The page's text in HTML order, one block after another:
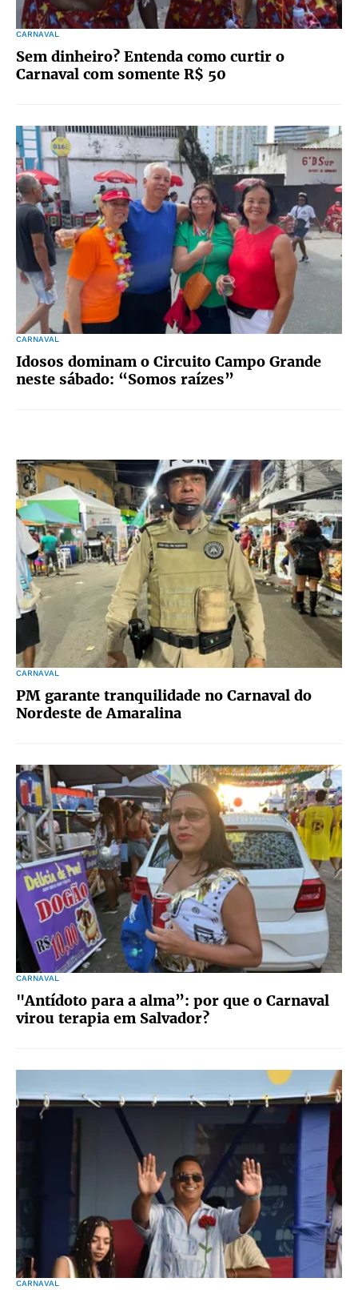
CARNAVAL
Sem dinheiro? Entenda como curtir o
Carnaval com somente R$ 50
CARNAVAL
Idosos dominam o Circuito Campo Grande
neste sábado: “Somos raízes”
CARNAVAL
PM garante tranquilidade no Carnaval do
Nordeste de Amaralina
CARNAVAL
"Antídoto para a alma”: por que o Carnaval
virou terapia em Salvador?
CARNAVAL